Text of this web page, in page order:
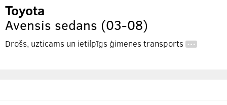
Toyota
Avensis sedans (03-08)
Drošs, uzticams un ietilpīgs ģimenes transports …